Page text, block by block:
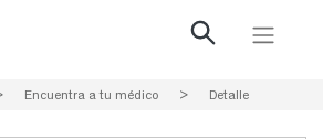
Encuentra a tu médico > Detalle